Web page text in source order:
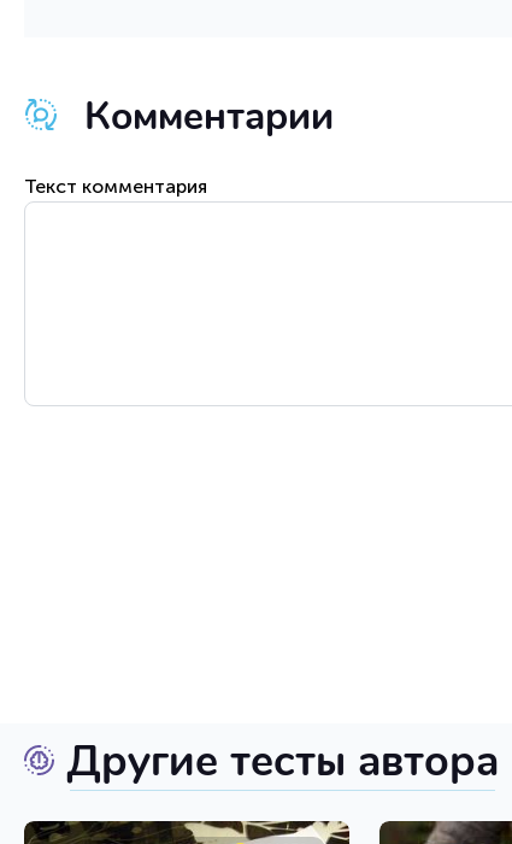
Комментарии
Текст комментария
Другие тесты автора